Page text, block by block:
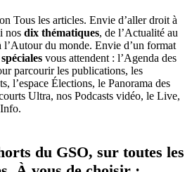
Tous les articles. Envie d’aller droit à
nos dix thématiques, de l’Actualité au
du monde. Envie d’un format
vous attendent : l’Agenda des
parcourir les publications, les
l’espace Élections, le Panorama des
Ultra, nos Podcasts vidéo, le Live,
du GSO, sur toutes les